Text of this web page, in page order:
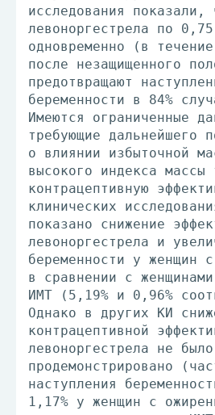
исследования показали,
левоноргестрела по
одновременно (в
после незащищенного
предотвращают
беременности в 84%
Имеются ограниченные
требующие дальнейшего
о влиянии избыточной
высокого индекса
контрацептивную
клинических
показано снижение
левоноргестрела и
беременности у женщин
в сравнении с
ИМТ (5,19% и 0,96%
Однако в других КИ
контрацептивной
левоноргестрела не было
продемонстрировано
наступления
1,17% у женщин с